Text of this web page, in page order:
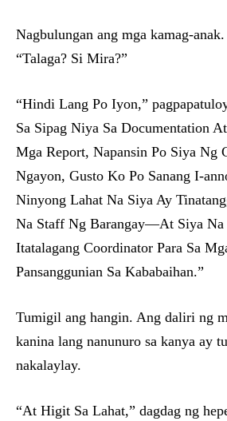
Nagbulungan ang mga kamag-
“Talaga? Si Mira?”
“Hindi Lang Po Iyon,”
Sa Sipag Niya Sa Documentation
Mga Report, Napansin Po Siya Ng
Ngayon, Gusto Ko Po Sanang I-
Ninyong Lahat Na Siya Ay
Na Staff Ng Barangay—At Siya Na
Itatalagang Coordinator Para Sa
Pansanggunian Sa Kababaihan.”
Tumigil ang hangin. Ang daliri ng
kanina lang nanunuro sa kanya ay
nakalaylay.
“At Higit Sa Lahat,” dagdag ng